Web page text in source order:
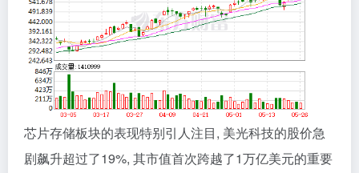
芯片存储板块的表现特别引人注目, 美光科技的股价急
剧飙升超过了19%, 其市值首次跨越了1万亿美元的重要